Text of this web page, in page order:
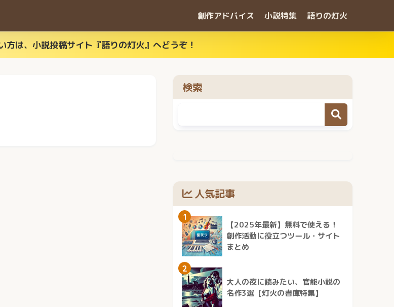
創作アドバイス 小説特集 語りの灯火
方は、小説投稿サイト『語りの灯火』へどうぞ！
検索
人気記事
1
【2025年最新】無料で使える！
創作活動に役立つツール・サイト
まとめ
2
大人の夜に読みたい、官能小説の
名作3選【灯火の書庫特集】